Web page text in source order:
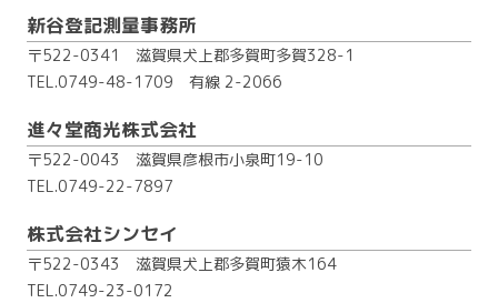
新谷登記測量事務所
〒522-0341 滋賀県犬上郡多賀町多賀328-1
TEL.0749-48-1709
有線 2-2066
進々堂商光株式会社
〒522-0043 滋賀県彦根市小泉町19-10
TEL.0749-22-7897
株式会社シンセイ
〒522-0343 滋賀県犬上郡多賀町猿木164
TEL.0749-23-0172